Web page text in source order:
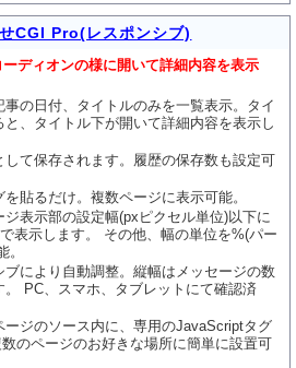
CGI Pro(レスポンシブ)
ディオンの様に開いて詳細内容を表示
の日付、タイトルのみを一覧表示。タイ
と、タイトル下が開いて詳細内容を表示し
て保存されます。履歴の保存数も設定可
貼るだけ。複数ページに表示可能。
表示部の設定幅(pxピクセル単位)以下に
表示します。 その他、幅の単位を%(パー
。
により自動調整。縦幅はメッセージの数
PC、スマホ、タブレットにて確認済
ージのソース内に、専用のJavaScriptタグ
のページのお好きな場所に簡単に設置可